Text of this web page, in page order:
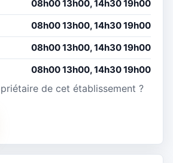
08h00 13h00, 14h30 19h00
08h00 13h00, 14h30 19h00
08h00 13h00, 14h30 19h00
08h00 13h00, 14h30 19h00
de cet établissement ?